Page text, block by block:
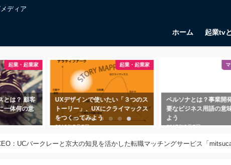
ディア
ホーム 起業tv
起業・起業家
とは？ 顧客
一体何の意
起業・起業家
UXデザインで使いたい「３つのス
トーリー」、UXにクライマックス
をつくってみよう
2018年7月7日
ペルソナとは？事業開
要なビジネス用語の意
よう
2017年3月7日
：UCバークレーと京大の知見を活かした転職マッチングサービス「